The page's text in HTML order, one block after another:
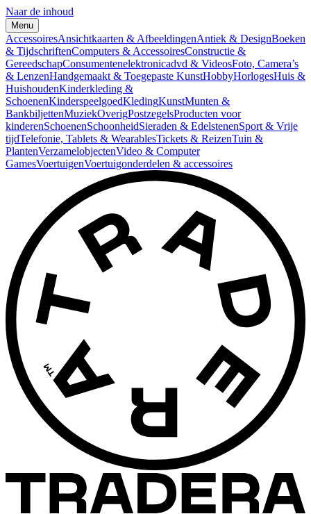
Naar de inhoud
Menu
AccessoiresAnsichtkaarten & AfbeeldingenAntiek & DesignBoeken
& TijdschriftenComputers & AccessoiresConstructie &
GereedschapConsumentenelektronicadvd & VideosFoto, Camera’s
& LenzenHandgemaakt & Toegepaste KunstHobbyHorlogesHuis &
HuishoudenKinderkleding &
SchoenenKinderspeelgoedKledingKunstMunten &
BankbiljettenMuziekOverigPostzegelsProducten voor
kinderenSchoenenSchoonheidSieraden & EdelstenenSport & Vrije
tijdTelefonie, Tablets & WearablesTickets & ReizenTuin &
PlantenVerzamelobjectenVideo & Computer
GamesVoertuigenVoertuigonderdelen & accessoires